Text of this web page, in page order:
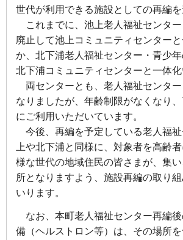
世代が利用できる施設としての再編を
これまでに、池上老人福祉センタ
廃止して池上コミュニティセンター
か、北下浦老人福祉センター・青少
北下浦コミュニティセンターと一体化
両センターとも、老人福祉センター
なりましたが、年齢制限がなくなり
にご利用いただいています。
今後、再編を予定している老人福
上や北下浦と同様に、対象者を高齢者
様な世代の地域住民の皆さまが、集
所となりますよう、施設再編の取り
いります。
なお、本町老人福祉センター再編
備（ヘルストロン等）は、その場所